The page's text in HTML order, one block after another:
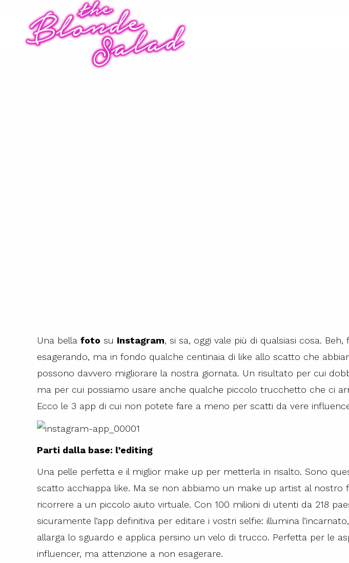
Una bella foto su Instagram, si sa, oggi vale più di qualsiasi cosa.
esagerando, ma in fondo qualche centinaia di like allo scatto che
possono davvero migliorare la nostra giornata. Un risultato per cui
ma per cui possiamo usare anche qualche piccolo trucchetto che ci
Ecco le 3 app di cui non potete fare a meno per scatti da vere
Parti dalla base: l’editing
Una pelle perfetta e il miglior make up per metterla in risalto. Sono
scatto acchiappa like. Ma se non abbiamo un make up artist al nostro
ricorrere a un piccolo aiuto virtuale. Con 100 milioni di utenti da 218
sicuramente l’app definitiva per editare i vostri selfie: illumina l’incarnato,
allarga lo sguardo e applica persino un velo di trucco. Perfetta per le
influencer, ma attenzione a non esagerare.